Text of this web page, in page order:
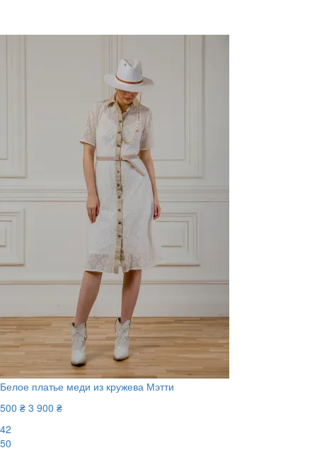
Белое платье меди из кружева Мэтти
500 ₴ 3 900 ₴
42
50